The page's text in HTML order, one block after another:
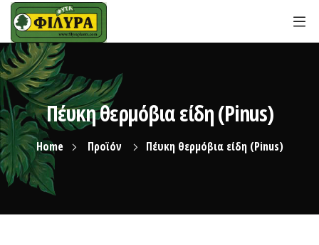
Πέυκη θερμόβια είδη (Pinus)
Home Προϊόν Πέυκη θερμόβια είδη (Pinus)